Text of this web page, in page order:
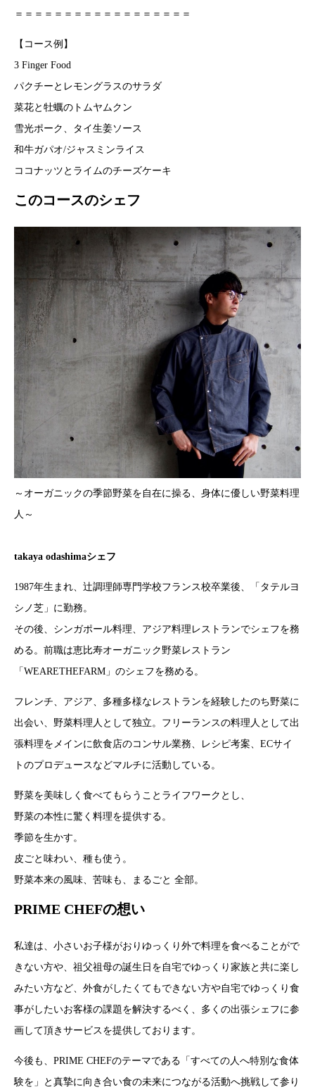
＝＝＝＝＝＝＝＝＝＝＝＝＝＝＝＝＝＝
【コース例】
3 Finger Food
パクチーとレモングラスのサラダ
菜花と牡蠣のトムヤムクン
雪光ポーク、タイ生姜ソース
和牛ガパオ/ジャスミンライス
ココナッツとライムのチーズケーキ
このコースのシェフ
～オーガニックの季節野菜を自在に操る、身体に優しい野菜料理
人～
takaya odashimaシェフ
1987年生まれ、辻調理師専門学校フランス校卒業後、「タテルヨ
シノ芝」に勤務。
その後、シンガポール料理、アジア料理レストランでシェフを務
める。前職は恵比寿オーガニック野菜レストラン
「WEARETHEFARM」のシェフを務める。
フレンチ、アジア、多種多様なレストランを経験したのち野菜に
出会い、野菜料理人として独立。フリーランスの料理人として出
張料理をメインに飲食店のコンサル業務、レシピ考案、ECサイ
トのプロデュースなどマルチに活動している。
野菜を美味しく食べてもらうことライフワークとし、
野菜の本性に驚く料理を提供する。
季節を生かす。
皮ごと味わい、種も使う。
野菜本来の風味、苦味も、まるごと 全部。
PRIME CHEFの想い
私達は、小さいお子様がおりゆっくり外で料理を食べることがで
きない方や、祖父祖母の誕生日を自宅でゆっくり家族と共に楽し
みたい方など、外食がしたくてもできない方や自宅でゆっくり食
事がしたいお客様の課題を解決するべく、多くの出張シェフに参
画して頂きサービスを提供しております。
今後も、PRIME CHEFのテーマである「すべての人へ特別な食体
験を」と真摯に向き合い食の未来につながる活動へ挑戦して参り